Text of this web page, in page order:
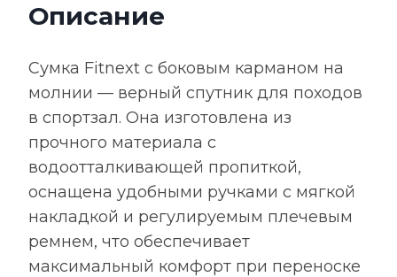
Описание
Сумка Fitnext с боковым карманом на
молнии — верный спутник для походов
в спортзал. Она изготовлена из
прочного материала с
водоотталкивающей пропиткой,
оснащена удобными ручками с мягкой
накладкой и регулируемым плечевым
ремнем, что обеспечивает
максимальный комфорт при переноске